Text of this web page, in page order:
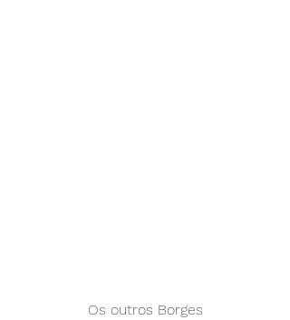
Os outros Borges